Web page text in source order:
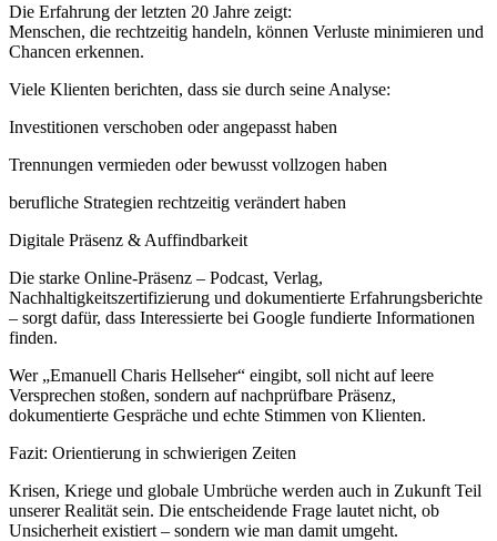
Die Erfahrung der letzten 20 Jahre zeigt:
Menschen, die rechtzeitig handeln, können Verluste minimieren und
Chancen erkennen.
Viele Klienten berichten, dass sie durch seine Analyse:
Investitionen verschoben oder angepasst haben
Trennungen vermieden oder bewusst vollzogen haben
berufliche Strategien rechtzeitig verändert haben
Digitale Präsenz & Auffindbarkeit
Die starke Online-Präsenz – Podcast, Verlag,
Nachhaltigkeitszertifizierung und dokumentierte Erfahrungsberichte
– sorgt dafür, dass Interessierte bei Google fundierte Informationen
finden.
Wer „Emanuell Charis Hellseher“ eingibt, soll nicht auf leere
Versprechen stoßen, sondern auf nachprüfbare Präsenz,
dokumentierte Gespräche und echte Stimmen von Klienten.
Fazit: Orientierung in schwierigen Zeiten
Krisen, Kriege und globale Umbrüche werden auch in Zukunft Teil
unserer Realität sein. Die entscheidende Frage lautet nicht, ob
Unsicherheit existiert – sondern wie man damit umgeht.